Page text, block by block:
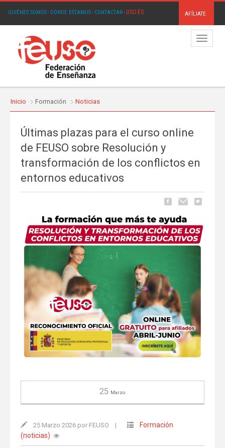
QUIÉNES SOMOS· DÓNDE ESTAMOS· CONTACTAR· USO.ES AFÍLIATE
Menú
Inicio Formación Noticias
Últimas plazas para el curso online
de FEUSO sobre Resolución y
transformación de los conflictos en
entornos educativos
25 Marzo
25 Marzo 2026 por FEUSO |
Formación
(noticias)